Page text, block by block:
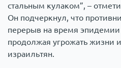
стальным кулаком”, –
Он подчеркнул, что
перерыв на время эпидемии
продолжая угрожать жизни
израильтян.